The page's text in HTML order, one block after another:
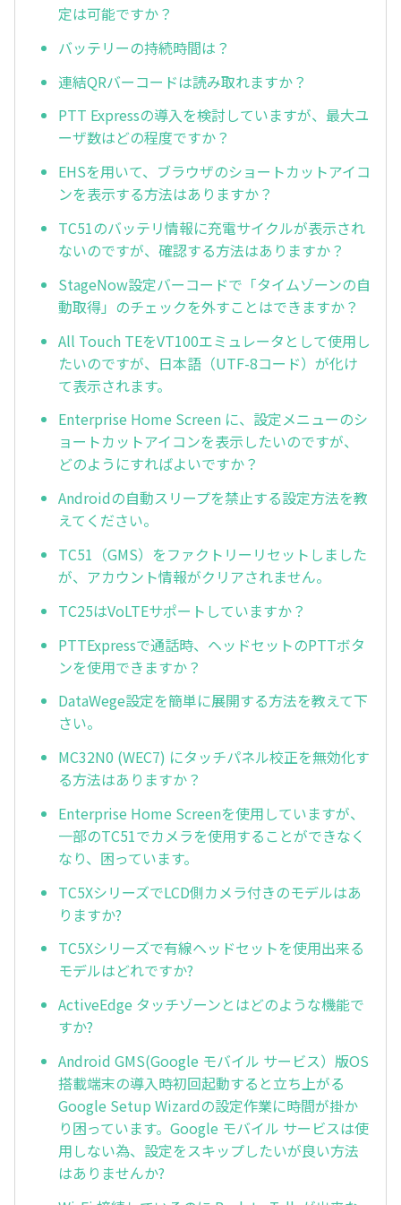
定は可能ですか？
バッテリーの持続時間は？
連結QRバーコードは読み取れますか？
PTT Expressの導入を検討していますが、最大ユ
ーザ数はどの程度ですか？
EHSを用いて、ブラウザのショートカットアイコ
ンを表示する方法はありますか？
TC51のバッテリ情報に充電サイクルが表示され
ないのですが、確認する方法はありますか？
StageNow設定バーコードで「タイムゾーンの自
動取得」のチェックを外すことはできますか？
All Touch TEをVT100エミュレータとして使用し
たいのですが、日本語（UTF-8コード）が化け
て表示されます。
Enterprise Home Screen に、設定メニューのシ
ョートカットアイコンを表示したいのですが、
どのようにすればよいですか？
Androidの自動スリープを禁止する設定方法を教
えてください。
TC51（GMS）をファクトリーリセットしました
が、アカウント情報がクリアされません。
TC25はVoLTEサポートしていますか？
PTTExpressで通話時、ヘッドセットのPTTボタ
ンを使用できますか？
DataWege設定を簡単に展開する方法を教えて下
さい。
MC32N0 (WEC7) にタッチパネル校正を無効化す
る方法はありますか？
Enterprise Home Screenを使用していますが、
一部のTC51でカメラを使用することができなく
なり、困っています。
TC5XシリーズでLCD側カメラ付きのモデルはあ
りますか?
TC5Xシリーズで有線ヘッドセットを使用出来る
モデルはどれですか?
ActiveEdge タッチゾーンとはどのような機能で
すか?
Android GMS(Google モバイル サービス）版OS
搭載端末の導入時初回起動すると立ち上がる
Google Setup Wizardの設定作業に時間が掛か
り困っています。Google モバイル サービスは使
用しない為、設定をスキップしたいが良い方法
はありませんか?